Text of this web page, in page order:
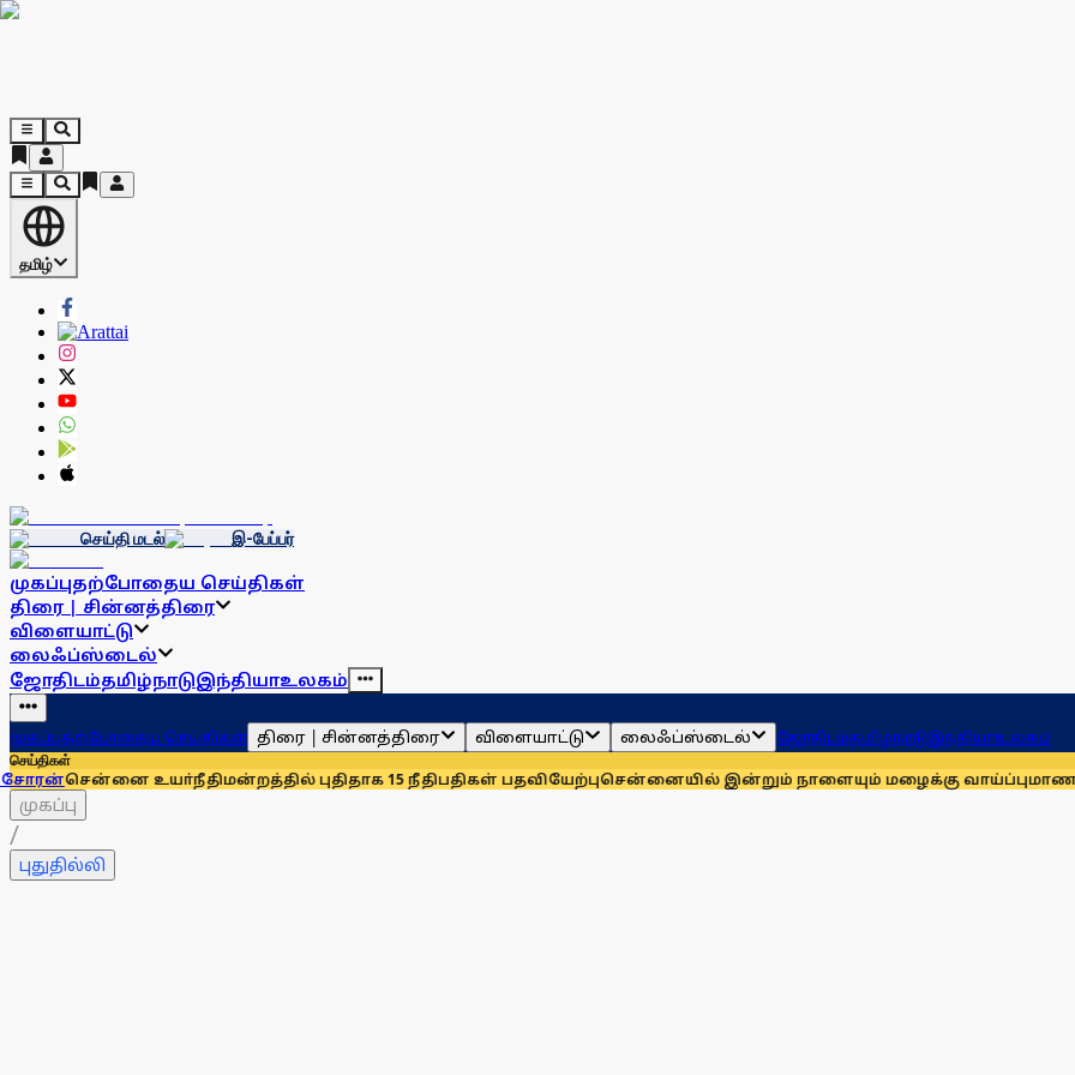
தமிழ்
செய்தி மடல் இ-பேப்பர்
முகப்புதற்போதைய செய்திகள்
திரை | சின்னத்திரை
விளையாட்டு
லைஃப்ஸ்டைல்
ஜோதிடம்தமிழ்நாடுஇந்தியாஉலகம்
முகப்புதற்போதைய செய்திகள் திரை | சின்னத்திரை விளையாட்டு லைஃப்ஸ்டைல் ஜோதிடம்தமிழ்நாடுஇந்தியாஉலகம்
செய்திகள்
உயா்நீதிமன்றத்தில் புதிதாக 15 நீதிபதிகள் பதவியேற்புசென்னையில் இன்றும் நாளையும் மழைக்கு வாய்ப்பு
முகப்பு
/
புதுதில்லி